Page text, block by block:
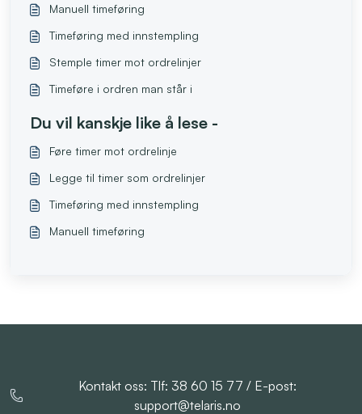
Manuell timeføring
Timeføring med innstempling
Stemple timer mot ordrelinjer
Timeføre i ordren man står i
Du vil kanskje like å lese -
Føre timer mot ordrelinje
Legge til timer som ordrelinjer
Timeføring med innstempling
Manuell timeføring
Kontakt oss: Tlf: 38 60 15 77 / E-post:
support@telaris.no